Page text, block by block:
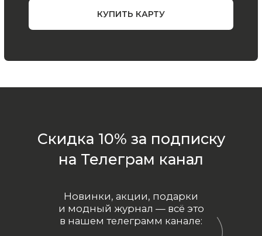
Политика